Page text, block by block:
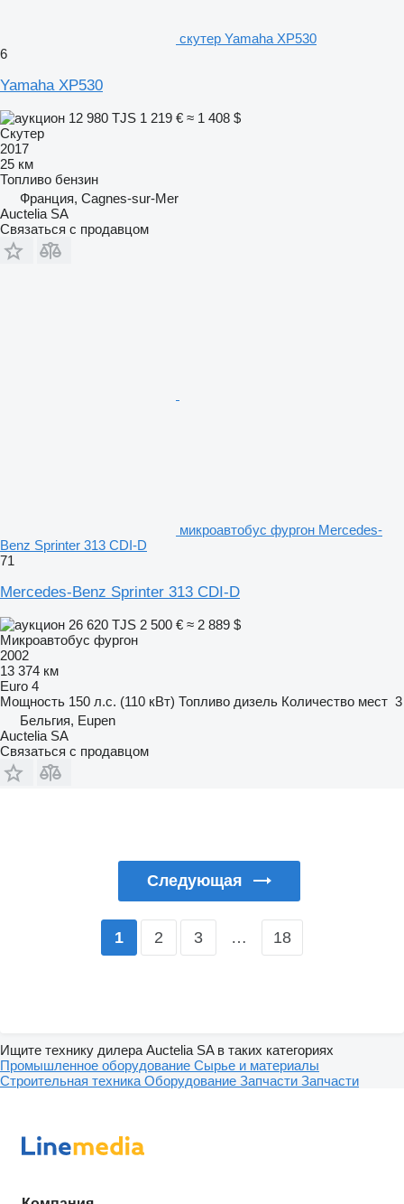
скутер Yamaha XP530
6
Yamaha XP530
12 980 TJS 1 219 € ≈ 1 408 $
Скутер
2017
25 км
Топливо бензин
Франция, Cagnes-sur-Mer
Auctelia SA
Связаться с продавцом
микроавтобус фургон Mercedes-
Benz Sprinter 313 CDI-D
71
Mercedes-Benz Sprinter 313 CDI-D
26 620 TJS 2 500 € ≈ 2 889 $
Микроавтобус фургон
2002
13 374 км
Euro 4
Мощность 150 л.с. (110 кВт) Топливо дизель Количество мест 3
Бельгия, Eupen
Auctelia SA
Связаться с продавцом
Следующая
1 2 3 … 18
Ищите технику дилера Auctelia SA в таких категориях
Промышленное оборудование Сырье и материалы
Строительная техника Оборудование Запчасти Запчасти